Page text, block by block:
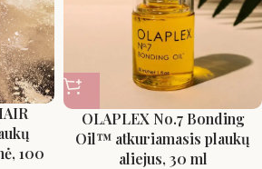
100
OLAPLEX No.7 Bonding
Oil™ atkuriamasis plaukų
aliejus, 30 ml